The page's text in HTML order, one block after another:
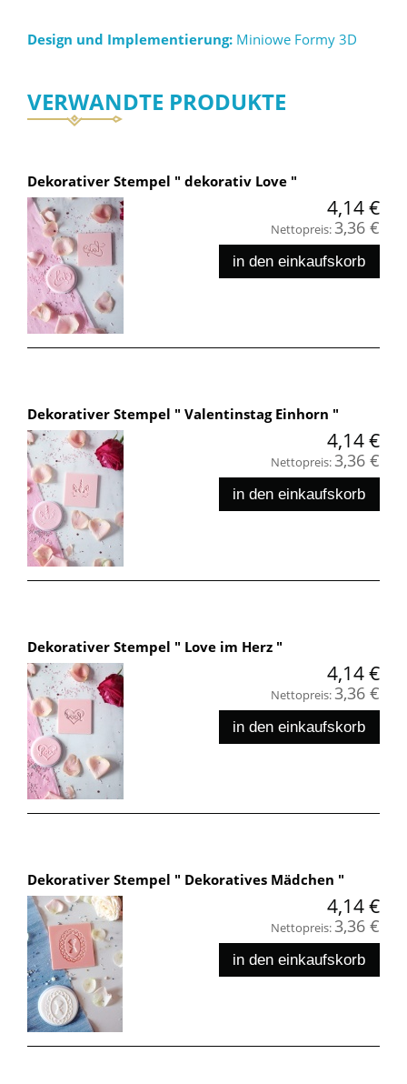
Design und Implementierung: Miniowe Formy 3D
VERWANDTE PRODUKTE
Dekorativer Stempel " dekorativ Love "
4,14 €
Nettopreis:3,36 €
in den einkaufskorb
Dekorativer Stempel " Valentinstag Einhorn "
4,14 €
Nettopreis:3,36 €
in den einkaufskorb
Dekorativer Stempel " Love im Herz "
4,14 €
Nettopreis:3,36 €
in den einkaufskorb
Dekorativer Stempel " Dekoratives Mädchen "
4,14 €
Nettopreis:3,36 €
in den einkaufskorb